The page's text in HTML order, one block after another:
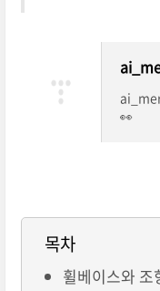
👀
목차
휠베이스와 조